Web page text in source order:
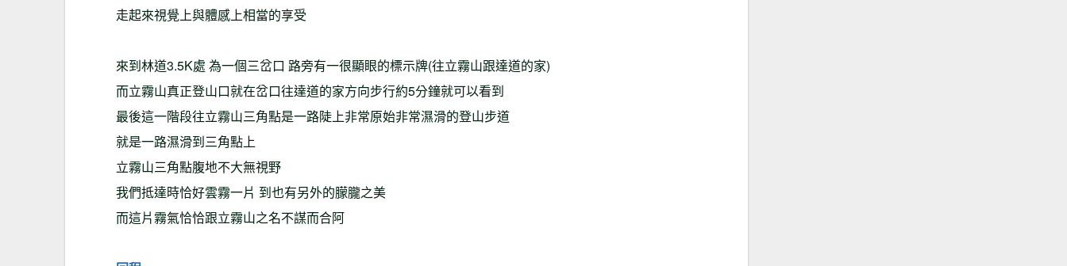
走起來視覺上與體感上相當的享受
來到林道3.5K處 為一個三岔口 路旁有一很顯眼的標示牌(往立霧山跟達道的家)
而立霧山真正登山口就在岔口往達道的家方向步行約5分鐘就可以看到
最後這一階段往立霧山三角點是一路陡上非常原始非常濕滑的登山步道
就是一路濕滑到三角點上
立霧山三角點腹地不大無視野
我們抵達時恰好雲霧一片 到也有另外的朦朧之美
而這片霧氣恰恰跟立霧山之名不謀而合阿